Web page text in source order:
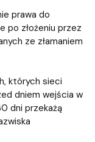
prawa do
po złożeniu przez
ze złamaniem
których sieci
dniem wejścia w
dni przekażą